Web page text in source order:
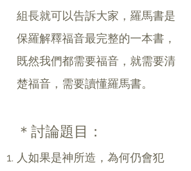
組長就可以告訴大家，羅馬書是
保羅解釋福音最完整的一本書，
既然我們都需要福音，就需要清
楚福音，需要讀懂羅馬書。
＊討論題目：
人如果是神所造，為何仍會犯